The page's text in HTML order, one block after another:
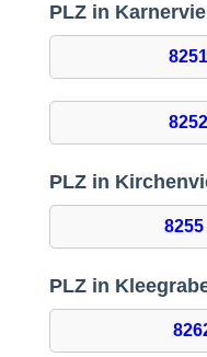
PLZ in
8251
8252
PLZ in
8255
PLZ in